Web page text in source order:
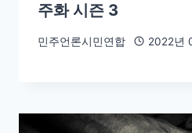
주화 시즌 3
민주언론시민연합 2022년